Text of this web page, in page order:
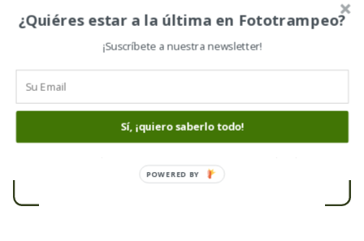
30 DÍAS DE DEVOLUCIÓN
Tranquilidad en la devoución si no te convence el
ANÁLISIS Y REVIEWS PROPIOS
¿Quiéres estar a la última en Fototrampeo?
¡Suscríbete a nuestra newsletter!
Sí, ¡quiero saberlo todo!
POWERED BY